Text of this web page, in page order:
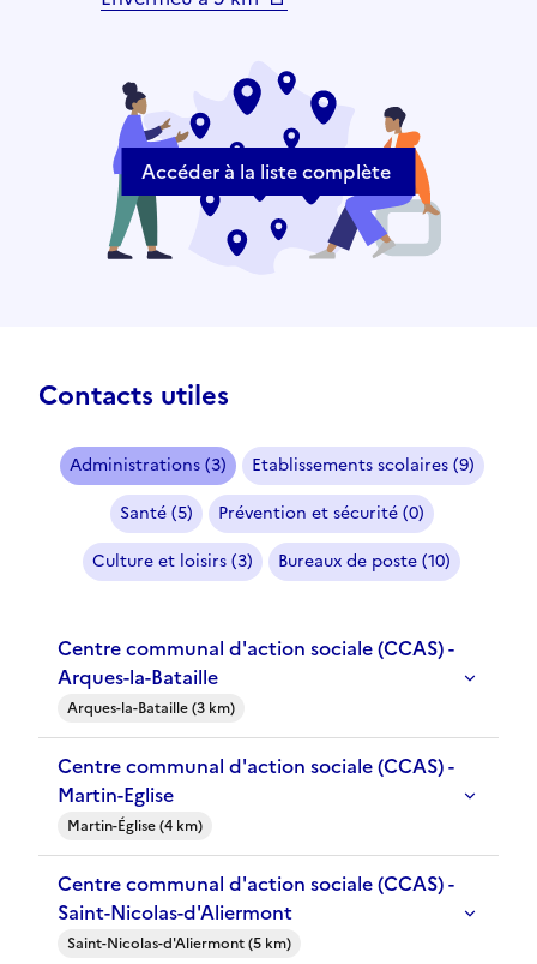
Accéder à la liste complète
Contacts utiles
Administrations (3)
Etablissements scolaires (9)
Santé (5)
Prévention et sécurité (0)
Culture et loisirs (3)
Bureaux de poste (10)
Centre communal d'action sociale (CCAS) -
Arques-la-Bataille
Arques-la-Bataille (3 km)
Centre communal d'action sociale (CCAS) -
Martin-Eglise
Martin-Église (4 km)
Centre communal d'action sociale (CCAS) -
Saint-Nicolas-d'Aliermont
Saint-Nicolas-d'Aliermont (5 km)